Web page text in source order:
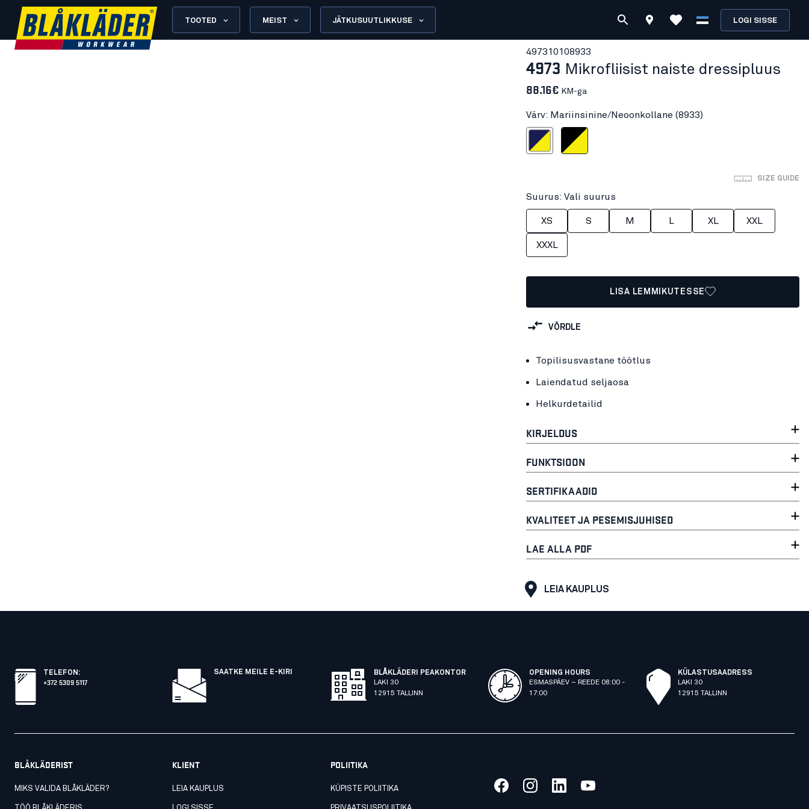
TOOTED MEIST JÄTKUSUUTLIKKUSE LOGI SISSE
497310108933
4973 Mikrofliisist naiste dressipluus
88.16€ KM-ga
Värv: Mariinsinine/Neoonkollane (8933)
Mariinsinine/Neoonkollane
Must/Neoonkollane
SIZE GUIDE
Suurus: Vali suurus
XS S M L XL XXL
XXXL
LISA LEMMIKUTESSE
VÕRDLE
Topilisusvastane töötlus
Laiendatud seljaosa
Helkurdetailid
KIRJELDUS
FUNKTSIOON
SERTIFIKAADID
KVALITEET JA PESEMISJUHISED
LAE ALLA PDF
LEIA KAUPLUS
TELEFON :
+372 5309 5117
SAATKE MEILE E-KIRI
BLÅKLÄDERI PEAKONTOR
LAKI 30
12915 TALLINN
OPENING HOURS
ESMASPÄEV – REEDE 08:00 -
17:00
KÜLASTUSAADRESS
LAKI 30
12915 TALLINN
BLÅKLÄDERIST
MIKS VALIDA BLÅKLÄDER?
KLIENT
LEIA KAUPLUS
POLIITIKA
KÜPISTE POLIITIKA